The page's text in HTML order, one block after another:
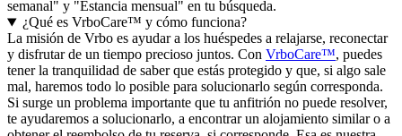
semanal" y "Estancia mensual" en tu búsqueda.
¿Qué es VrboCare™ y cómo funciona?
La misión de Vrbo es ayudar a los huéspedes a relajarse, reconectar
y disfrutar de un tiempo precioso juntos. Con VrboCare™, puedes
tener la tranquilidad de saber que estás protegido y que, si algo sale
mal, haremos todo lo posible para solucionarlo según corresponda.
Si surge un problema importante que tu anfitrión no puede resolver,
te ayudaremos a solucionarlo, a encontrar un alojamiento similar o a